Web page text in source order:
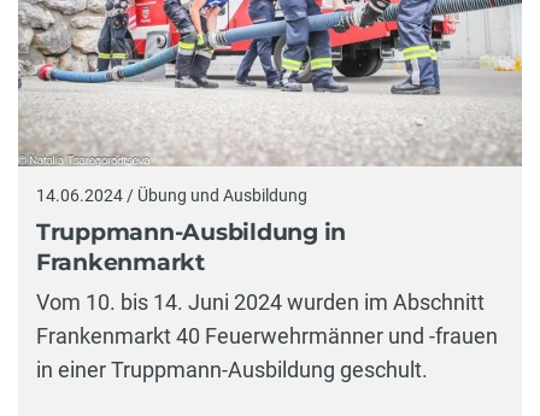
14.06.2024 / Übung und Ausbildung
Truppmann-Ausbildung in
Frankenmarkt
Vom 10. bis 14. Juni 2024 wurden im Abschnitt
Frankenmarkt 40 Feuerwehrmänner und -frauen
in einer Truppmann-Ausbildung geschult.